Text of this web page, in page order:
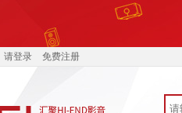
请登录 免费注册